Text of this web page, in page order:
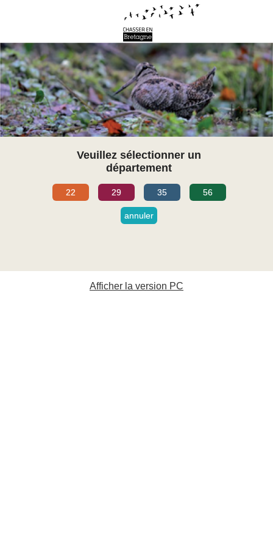
Veuillez sélectionner un
département
22 29 35 56
annuler
Afficher la version PC